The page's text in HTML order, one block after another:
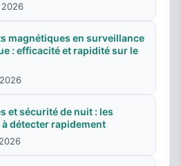
magnétiques en surveillance
: efficacité et rapidité sur le
et sécurité de nuit : les
détecter rapidement